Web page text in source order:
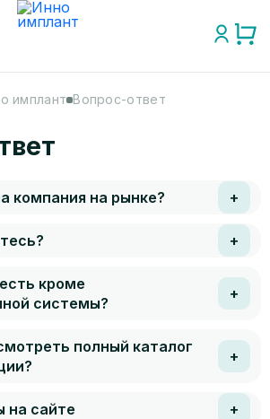
имплант Вопрос-ответ
компания на рынке?
кроме
системы?
полный каталог
на сайте